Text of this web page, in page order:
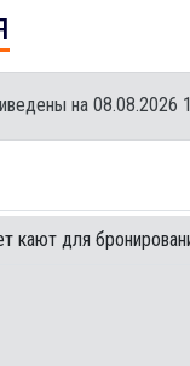
на 08.08.2026
кают для